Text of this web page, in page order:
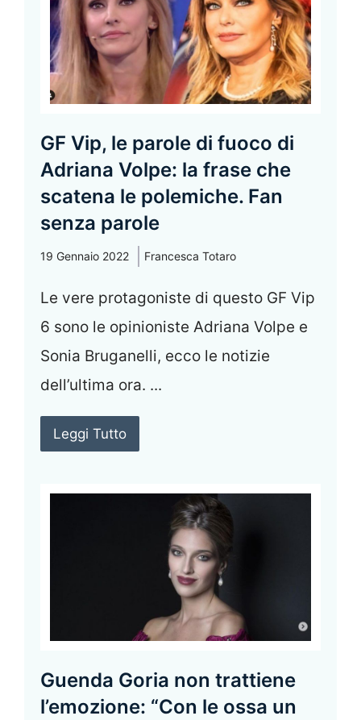
GF Vip, le parole di fuoco di
Adriana Volpe: la frase che
scatena le polemiche. Fan
senza parole
19 Gennaio 2022 Francesca Totaro
Le vere protagoniste di questo GF Vip
6 sono le opinioniste Adriana Volpe e
Sonia Bruganelli, ecco le notizie
dell’ultima ora. ...
Leggi Tutto
Guenda Goria non trattiene
l’emozione: “Con le ossa un